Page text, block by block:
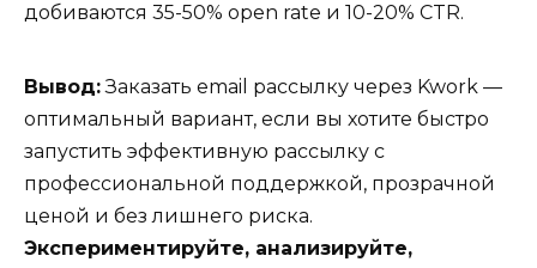
добиваются 35-50% open rate и 10-20% CTR.
Вывод:Заказать email рассылку через Kwork —
оптимальный вариант, если вы хотите быстро
запустить эффективную рассылку с
профессиональной поддержкой, прозрачной
ценой и без лишнего риска.
Экспериментируйте, анализируйте,